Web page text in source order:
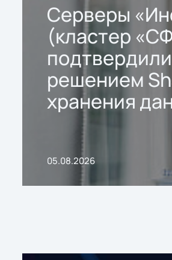
Серверы
(кластер
решением
хранения
05.08.2026